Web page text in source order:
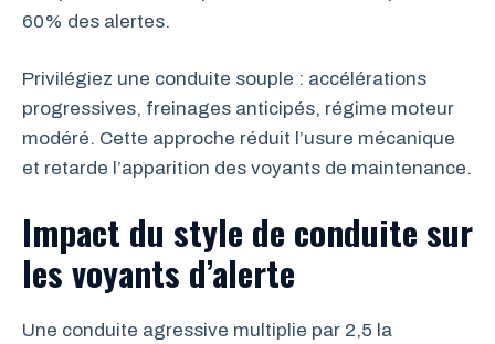
60% des alertes.
Privilégiez une conduite souple : accélérations
progressives, freinages anticipés, régime moteur
modéré. Cette approche réduit l’usure mécanique
et retarde l’apparition des voyants de maintenance.
Impact du style de conduite sur
les voyants d’alerte
Une conduite agressive multiplie par 2,5 la